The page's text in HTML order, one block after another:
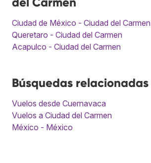
Ciudad de México - Ciudad del Carmen
Queretaro - Ciudad del Carmen
Acapulco - Ciudad del Carmen
Búsquedas relacionadas
Vuelos desde Cuernavaca
Vuelos a Ciudad del Carmen
México - México